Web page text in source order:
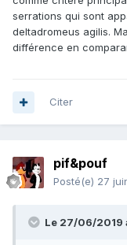
serrations qui sont
deltadromeus agilis.
différence en
Citer
pif&pouf
Posté(e) 27
Le 27/06/2019